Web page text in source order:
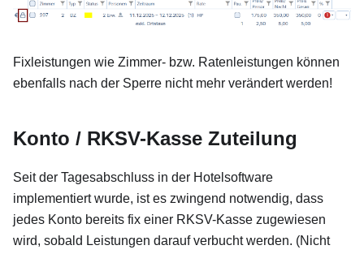
Fixleistungen wie Zimmer- bzw. Ratenleistungen können
ebenfalls nach der Sperre nicht mehr verändert werden!
Konto / RKSV-Kasse Zuteilung
Seit der Tagesabschluss in der Hotelsoftware
implementiert wurde, ist es zwingend notwendig, dass
jedes Konto bereits fix einer RKSV-Kasse zugewiesen
wird, sobald Leistungen darauf verbucht werden. (Nicht